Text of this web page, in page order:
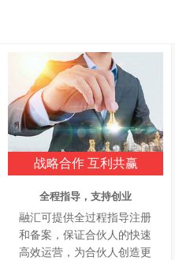
战略合作 互利共赢
全程指导，支持创业
融汇可提供全过程指导注册
和备案，保证合伙人的快速
高效运营，为合伙人创造更